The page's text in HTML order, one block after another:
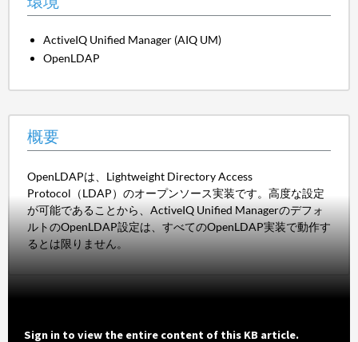
ActiveIQ Unified Manager (AIQ UM)
OpenLDAP
概要
OpenLDAPは、Lightweight Directory Access
Protocol（LDAP）のオープンソース実装です。高度な設定
が可能であることから、ActiveIQ Unified Managerのデフォ
ルトのOpenLDAP設定は、すべてのOpenLDAP実装で動作す
るとは限りません。
Sign in to view the entire content of this KB article.